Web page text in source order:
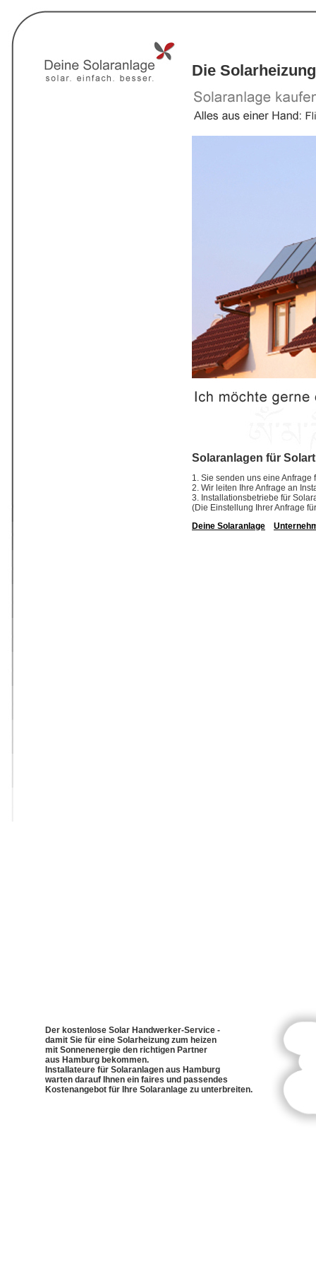
Die
Solaranlagen für
1. Sie senden uns eine
2. Wir leiten Ihre Anfrage an
3. Installationsbetriebe für
(Die Einstellung Ihrer Anfrage
Deine Solaranlage
Der kostenlose Solar Handwerker-Service -
damit Sie für eine Solarheizung zum heizen
mit Sonnenenergie den richtigen Partner
aus Hamburg bekommen.
Installateure für Solaranlagen aus Hamburg
warten darauf Ihnen ein faires und passendes
Kostenangebot für Ihre Solaranlage zu unterbreiten.